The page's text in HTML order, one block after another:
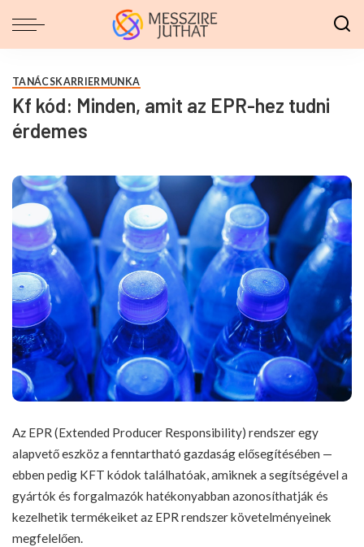
TANÁCSKARRIER MUNKA
Kf kód: Minden, amit az EPR-hez tudni
érdemes
Az EPR (Extended Producer Responsibility) rendszer egy
alapvető eszköz a fenntartható gazdaság elősegítésében —
ebben pedig KFT kódok találhatóak, amiknek a segítségével a
gyártók és forgalmazók hatékonyabban azonosíthatják és
kezelhetik termékeiket az EPR rendszer követelményeinek
megfelelően.